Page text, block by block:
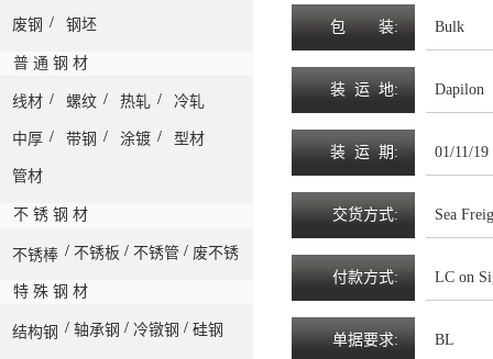
废钢 / 钢坯
普 通 钢 材
线材 / 螺纹 / 热轧 / 冷轧
中厚 / 带钢 / 涂镀 / 型材
管材
不 锈 钢 材
不锈棒 / 不锈板 / 不锈管 / 废不锈
特 殊 钢 材
结构钢 / 轴承钢 / 冷镦钢 / 硅钢
包 装: Bulk
装 运 地: Dapilon
装 运 期 : 01/11/19
交货方式: Sea
付款方式: LC on
单据要求: BL